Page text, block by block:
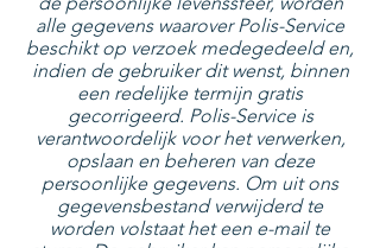
alle gegevens waarover Polis-Service
beschikt op verzoek medegedeeld en,
indien de gebruiker dit wenst, binnen
een redelijke termijn gratis
gecorrigeerd. Polis-Service is
verantwoordelijk voor het verwerken,
opslaan en beheren van deze
persoonlijke gegevens. Om uit ons
gegevensbestand verwijderd te
worden volstaat het een e-mail te